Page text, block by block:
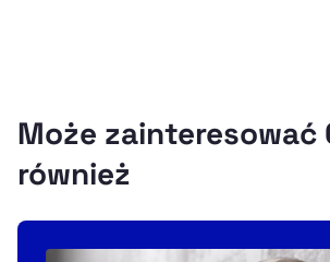
Może zainteresować
również